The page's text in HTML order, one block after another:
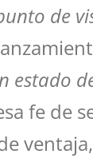
de
estado
fe de